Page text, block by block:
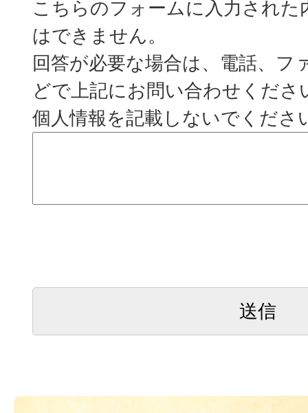
こちらのフォームに入力された
はできません。
回答が必要な場合は、電話、フ
どで上記にお問い合わせくださ
個人情報を記載しないでくださ